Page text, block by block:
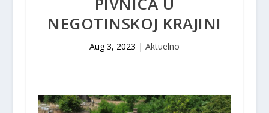
NEGOTINSKOJ KRAJINI
Aug 3, 2023 | Aktuelno